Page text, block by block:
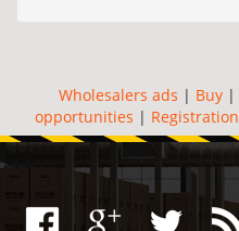
Wholesalers ads | Buy |
opportunities | Registration